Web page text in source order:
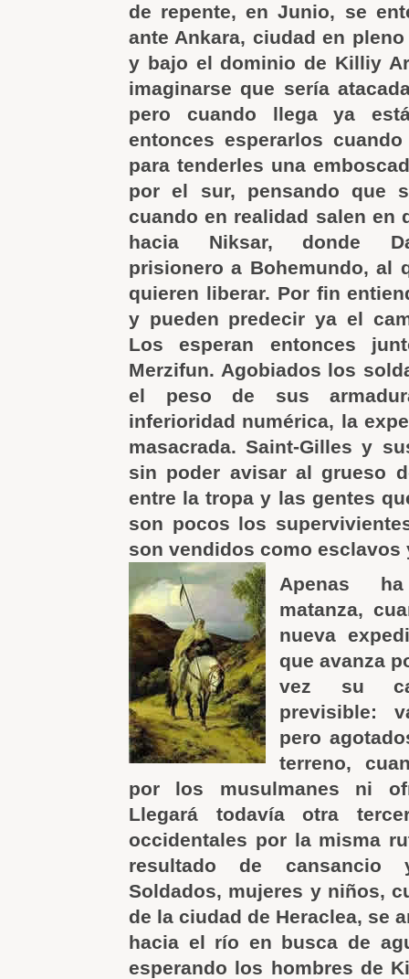
de repente, en Junio, se
ante Ankara, ciudad en
y bajo el dominio de Killiy
imaginarse que sería
pero cuando llega ya
entonces esperarlos
para tenderles una
por el sur, pensando que
cuando en realidad salen en
hacia Niksar, donde
prisionero a Bohemundo, al
quieren liberar. Por fin
y pueden predecir ya el
Los esperan entonces
Merzifun. Agobiados los
el peso de sus
inferioridad numérica, la
masacrada. Saint-Gilles y
sin poder avisar al grueso
entre la tropa y las gentes
son pocos los
son vendidos como esclavos
Apenas
matanza,
nueva
que avanza
vez su
previsible:
pero
terreno,
por los musulmanes ni
Llegará todavía otra
occidentales por la misma
resultado de cansancio
Soldados, mujeres y niños,
de la ciudad de Heraclea, se
hacia el río en busca de
esperando los hombres de